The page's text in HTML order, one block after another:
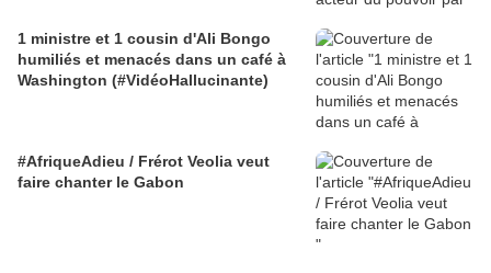
1 ministre et 1 cousin d'Ali Bongo
humiliés et menacés dans un café à
Washington (#VidéoHallucinante)
#AfriqueAdieu / Frérot Veolia veut
faire chanter le Gabon